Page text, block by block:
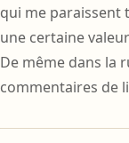
qui me paraissent
une certaine
De même dans la
commentaires de